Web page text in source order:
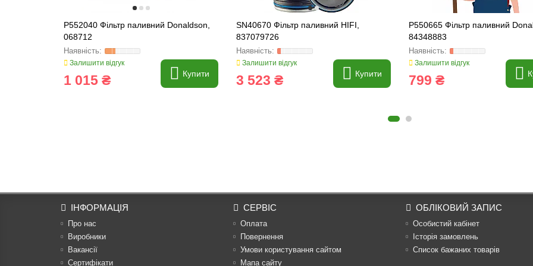
P552040 Фільтр паливний Donaldson,
068712
Залишити відгук
1 015 ₴ Купити
SN40670 Фільтр паливний HIFI,
837079726
Залишити відгук
3 523 ₴ Купити
P550665 Фільтр паливний
84348883
Залишити відгук
799 ₴
ІНФОРМАЦІЯ
Про нас
Виробники
Вакансії
Сертифікати
СЕРВІС
Оплата
Повернення
Умови користування сайтом
Мапа сайту
ОБЛІКОВИЙ ЗАПИС
Особистий кабінет
Історія замовлень
Список бажаних товарів